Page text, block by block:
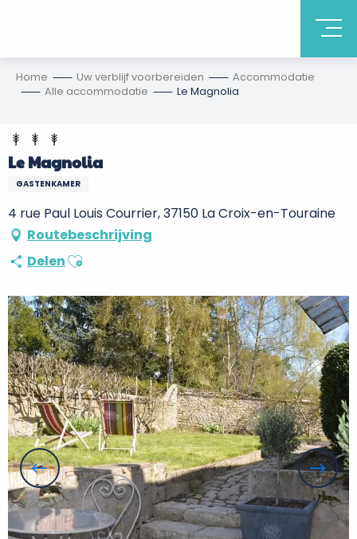
Home Uw verblijf voorbereiden
Accommodatie
Alle accommodatie
Le Magnolia
Le Magnolia
GASTENKAMER
4 rue Paul Louis Courrier, 37150 La Croix-en-Touraine
Routebeschrijving
DelenAjouter aux favoris